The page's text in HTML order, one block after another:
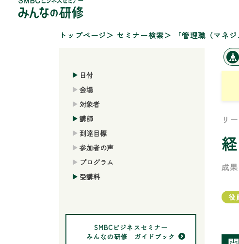
トップページ セミナー検索 「管理職（マネ
日付
会場
対象者
講師
到達目標
参加者の声
プログラム
受講料
SMBCビジネスセミナー
みんなの研修 ガイドブック
リ
成
役